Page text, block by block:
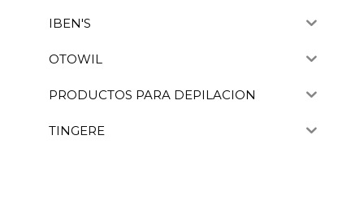
IBEN'S
OTOWIL
PRODUCTOS PARA DEPILACION
TINGERE